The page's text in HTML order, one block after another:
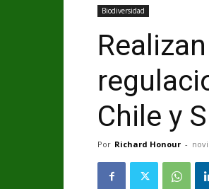
Biodiversidad
Chile y
Por Richard Honour -